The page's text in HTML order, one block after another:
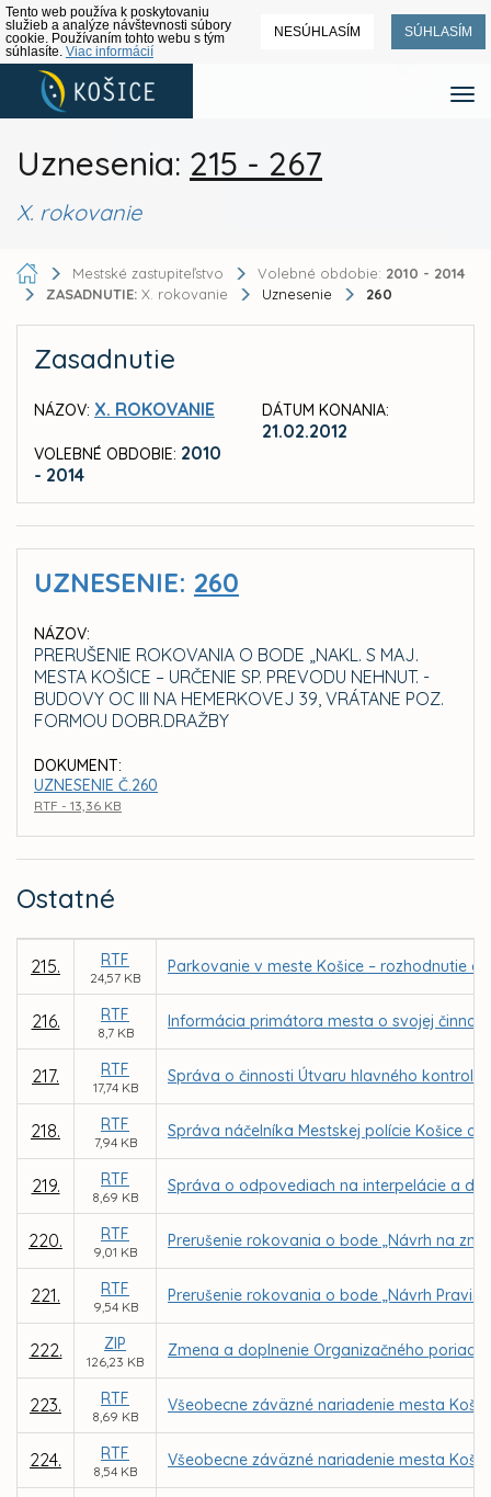
Tento web používa k poskytovaniu
služieb a analýze návštevnosti súbory
cookie. Používaním tohto webu s tým
súhlasíte. Viac informácií
NESÚHLASÍM SÚHLASÍM
Uznesenia: 215 - 267
X. rokovanie
Mestské zastupiteľstvo Volebné obdobie: 2010 - 2014
ZASADNUTIE: X. rokovanie Uznesenie 260
Zasadnutie
NÁZOV: X. ROKOVANIE
VOLEBNÉ OBDOBIE: 2010
- 2014
DÁTUM KONANIA:
21.02.2012
UZNESENIE: 260
NÁZOV:
PRERUŠENIE ROKOVANIA O BODE „NAKL. S MAJ.
MESTA KOŠICE – URČENIE SP. PREVODU NEHNUT. -
BUDOVY OC III NA HEMERKOVEJ 39, VRÁTANE POZ.
FORMOU DOBR.DRAŽBY
DOKUMENT:
UZNESENIE Č.260
RTF - 13,36 KB
Ostatné
215. RTF
24,57 KB
Parkovanie v meste Košice – rozhodnutie
216. RTF
8,7 KB
Informácia primátora mesta o svojej
217. RTF
17,74 KB
Správa o činnosti Útvaru hlavného
218. RTF
7,94 KB
Správa náčelníka Mestskej polície Košice o
219. RTF
8,69 KB
Správa o odpovediach na interpelácie a
220. RTF
9,01 KB
Prerušenie rokovania o bode „Návrh na
221. RTF
9,54 KB
Prerušenie rokovania o bode „Návrh
222. ZIP
126,23 KB
Zmena a doplnenie Organizačného
223. RTF
8,69 KB
Všeobecne záväzné nariadenie mesta
224. RTF
8,54 KB
Všeobecne záväzné nariadenie mesta